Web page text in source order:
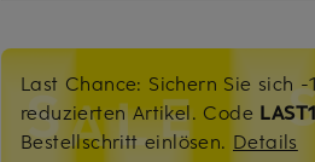
Last Chance: Sichern Sie sich
reduzierten Artikel. Code
Bestellschritt einlösen. Details